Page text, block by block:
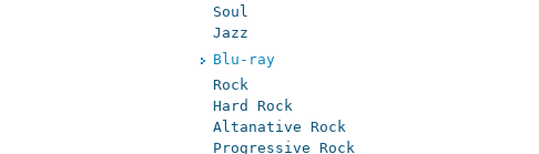
Soul
Jazz
Blu-ray
Rock
Hard Rock
Altanative Rock
Progressive Rock